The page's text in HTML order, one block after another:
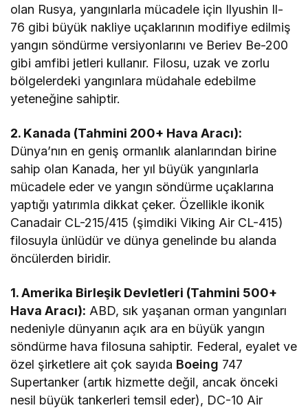
olan Rusya, yangınlarla mücadele için Ilyushin Il-
76 gibi büyük nakliye uçaklarının modifiye edilmiş
yangın söndürme versiyonlarını ve Beriev Be-200
gibi amfibi jetleri kullanır. Filosu, uzak ve zorlu
bölgelerdeki yangınlara müdahale edebilme
yeteneğine sahiptir.
2. Kanada (Tahmini 200+ Hava Aracı):
Dünya’nın en geniş ormanlık alanlarından birine
sahip olan Kanada, her yıl büyük yangınlarla
mücadele eder ve yangın söndürme uçaklarına
yaptığı yatırımla dikkat çeker. Özellikle ikonik
Canadair CL-215/415 (şimdiki Viking Air CL-415)
filosuyla ünlüdür ve dünya genelinde bu alanda
öncülerden biridir.
1. Amerika Birleşik Devletleri (Tahmini 500+
Hava Aracı): ABD, sık yaşanan orman yangınları
nedeniyle dünyanın açık ara en büyük yangın
söndürme hava filosuna sahiptir. Federal, eyalet ve
özel şirketlere ait çok sayıda Boeing 747
Supertanker (artık hizmette değil, ancak önceki
nesil büyük tankerleri temsil eder), DC-10 Air